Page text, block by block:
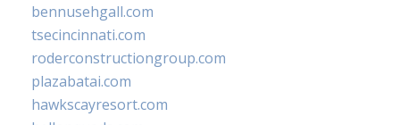
bennusehgall.com
tsecincinnati.com
roderconstructiongroup.com
plazabatai.com
hawkscayresort.com